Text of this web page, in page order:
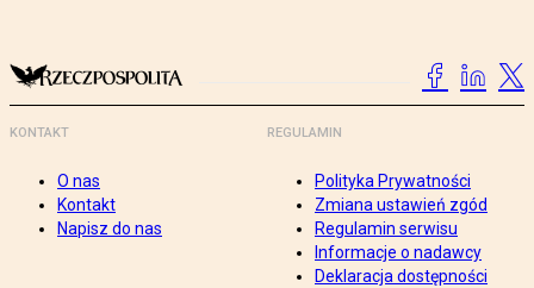
KONTAKT
O nas
Kontakt
Napisz do nas
REGULAMIN
Polityka Prywatności
Zmiana ustawień zgód
Regulamin serwisu
Informacje o nadawcy
Deklaracja dostępności